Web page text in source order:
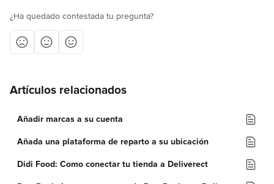
¿Ha quedado contestada tu pregunta?
Artículos relacionados
Añadir marcas a su cuenta
Añada una plataforma de reparto a su ubicación
Didi Food: Como conectar tu tienda a Deliverect